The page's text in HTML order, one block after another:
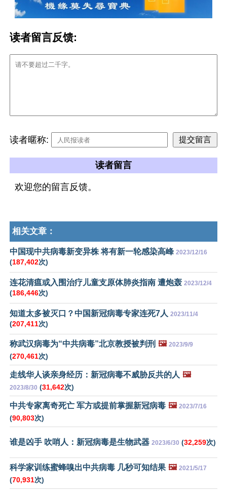
读者留言反馈:
读者暱称:
读者留言
欢迎您的留言反馈。
相关文章：
中国现中共病毒新变异株 将有新一轮感染高峰 2023/12/16
(187,402次)
连花清瘟或入围治疗儿童支原体肺炎指南 遭炮轰 2023/12/4
(186,446次)
知道太多被灭口？中国新冠病毒专家连死7人 2023/11/4
(207,411次)
称武汉病毒为“中共病毒”北京教授被判刑 🖼️ 2023/9/9
(270,461次)
走线华人谈亲身经历：新冠病毒不威胁反共的人 🖼️
2023/8/30 (31,642次)
中共专家离奇死亡 军方或提前掌握新冠病毒 🖼️ 2023/7/16
(90,803次)
谁是凶手 吹哨人：新冠病毒是生物武器 2023/6/30 (32,259次)
科学家训练蜜蜂嗅出中共病毒 几秒可知结果 🖼️ 2021/5/17
(70,931次)